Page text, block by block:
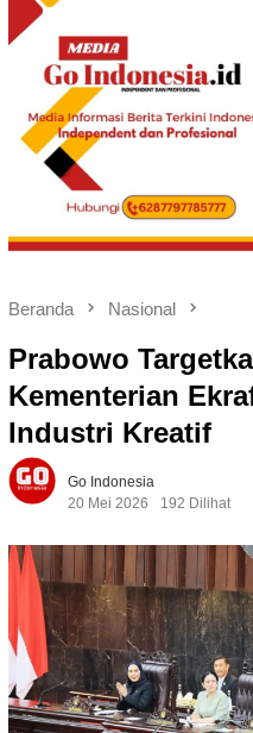
Beranda Nasional
Prabowo
Kementerian
Industri Kreatif
Go Indonesia
20 Mei 2026
192 Dilihat